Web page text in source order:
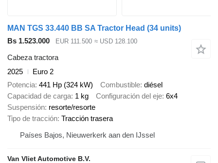
MAN TGS 33.440 BB SA Tractor Head (34 units)
Bs 1.523.000
EUR 111.500 ≈ USD 128.100
Cabeza tractora
2025
Euro 2
Potencia 441 Hp (324 kW) Combustible diésel
Capacidad de carga 1 kg Configuración del eje 6x4
Suspensión resorte/resorte
Tipo de tracción Tracción trasera
Países Bajos, Nieuwerkerk aan den IJssel
Van Vliet Automotive B.V.